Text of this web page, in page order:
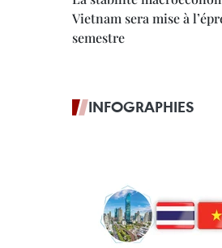
Vietnam sera mise à
semestre
INFOGRAPHIES